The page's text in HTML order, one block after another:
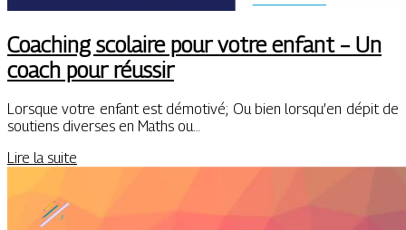
Coaching scolaire pour votre enfant – Un
coach pour réussir
Lorsque votre enfant est démotivé; Ou bien lorsqu’en dépit de
soutiens diverses en Maths ou…
Lire la suite